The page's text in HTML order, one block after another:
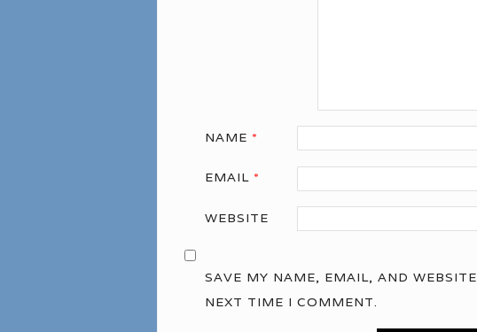
NAME *
EMAIL *
WEBSITE
SAVE MY NAME, EMAIL, AND
NEXT TIME I COMMENT.